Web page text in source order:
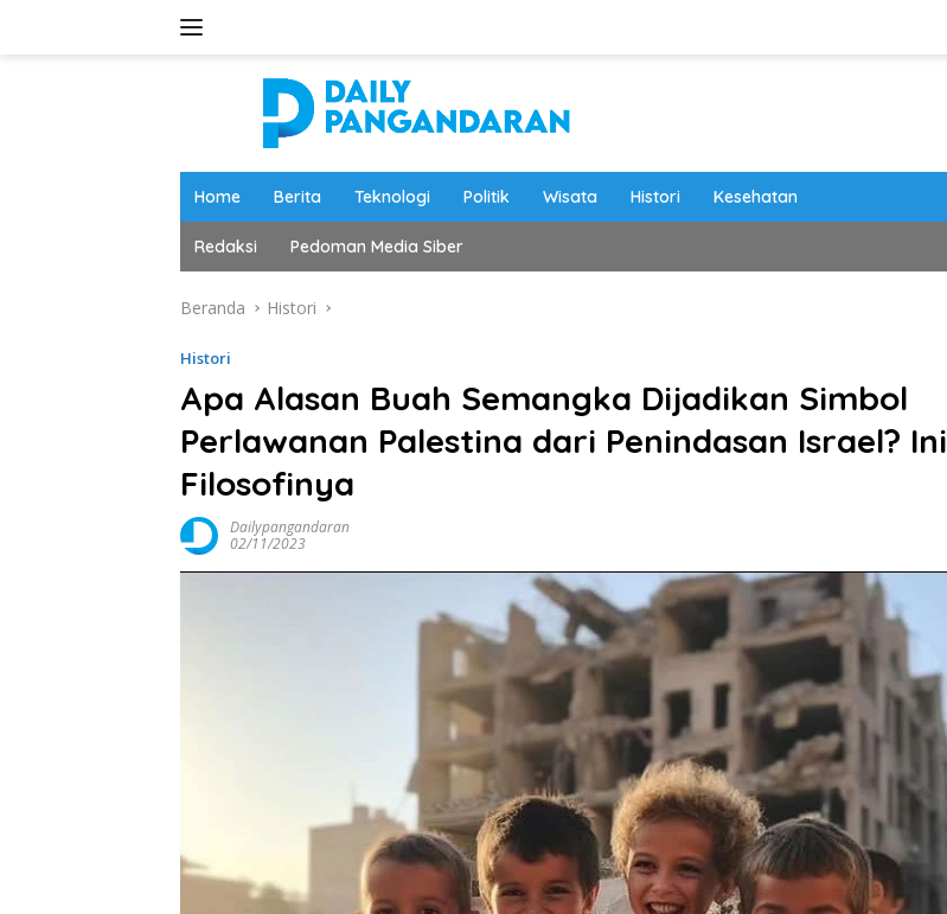
Home Berita Teknologi Politik Wisata Histori Kesehatan
Redaksi Pedoman Media Siber
Beranda Histori
Histori
Apa Alasan Buah Semangka Dijadikan Simbol
Perlawanan Palestina dari Penindasan Israel? Ini
Filosofinya
Dailypangandaran
02/11/2023